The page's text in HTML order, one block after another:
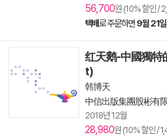
56,700원 (10% 할인 /
택배로 주문하면 9월 21
红天鹅-中國獨特
t)
韩博天
中信出版集團股彬有
2018년 12월
28,980원 (10% 할인 /